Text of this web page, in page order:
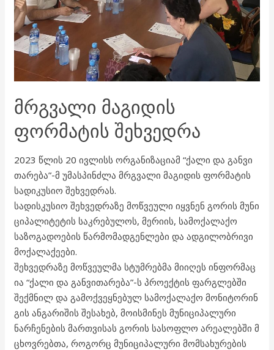
ᲛᲠᲒᲕᲐᲚᲘ ᲛᲐᲒᲘᲓᲘᲡ
ᲤᲝᲠᲛᲐᲢᲘᲡ ᲨᲔᲮᲕᲔᲓᲠᲐ
2023 წლის 20 ივლისს ორგანიზაციამ “ქალი და განვი
თარება”-მ უმასპინძლა მრგვალი მაგიდის ფორმატის
სადიკუსიო შეხვედრას.
სადისკუსიო შეხვედრაზე მოწვეული იყვნენ გორის მუნი
ციპალიტეტის საკრებულოს, მერიის, სამოქალაქო
საზოგადოების წარმომადგენლები და ადგილობრივი
მოქალაქეები.
შეხვედრაზე მოწვეულმა სტუმრებმა მიიღეს ინფორმაც
ია “ქალი და განვითარება”-ს პროექტის ფარგლებში
შექმნილ და გამოქვეყნებულ სამოქალაქო მონიტორინ
გის ანგარიშის შესახებ, მოისმინეს მუნიციპალური
ნარჩენების მართვისას გორის სასოფლო არეალებში მ
ცხოვრებთა, როგორც მუნიციპალური მომსახურების